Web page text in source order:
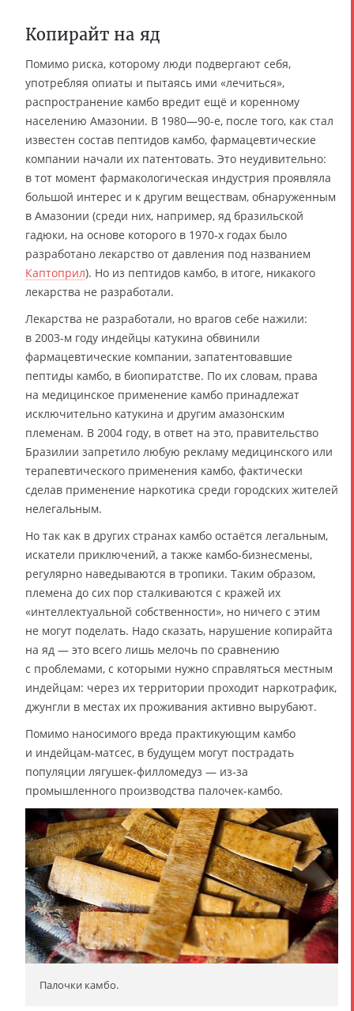
Копирайт на яд
Помимо риска, которому люди подвергают себя,
употребляя опиаты и пытаясь ими «лечиться»,
распространение камбо вредит ещё и коренному
населению Амазонии. В 1980—90-е, после того, как стал
известен состав пептидов камбо, фармацевтические
компании начали их патентовать. Это неудивительно:
в тот момент фармакологическая индустрия проявляла
большой интерес и к другим веществам, обнаруженным
в Амазонии (среди них, например, яд бразильской
гадюки, на основе которого в 1970-х годах было
разработано лекарство от давления под названием
Каптоприл). Но из пептидов камбо, в итоге, никакого
лекарства не разработали.
Лекарства не разработали, но врагов себе нажили:
в 2003-м году индейцы катукина обвинили
фармацевтические компании, запатентовавшие
пептиды камбо, в биопиратстве. По их словам, права
на медицинское применение камбо принадлежат
исключительно катукина и другим амазонским
племенам. В 2004 году, в ответ на это, правительство
Бразилии запретило любую рекламу медицинского или
терапевтического применения камбо, фактически
сделав применение наркотика среди городских жителей
нелегальным.
Но так как в других странах камбо остаётся легальным,
искатели приключений, а также камбо-бизнесмены,
регулярно наведываются в тропики. Таким образом,
племена до сих пор сталкиваются с кражей их
«интеллектуальной собственности», но ничего с этим
не могут поделать. Надо сказать, нарушение копирайта
на яд — это всего лишь мелочь по сравнению
с проблемами, с которыми нужно справляться местным
индейцам: через их территории проходит наркотрафик,
джунгли в местах их проживания активно вырубают.
Помимо наносимого вреда практикующим камбо
и индейцам-матсес, в будущем могут пострадать
популяции лягушек-филломедуз — из-за
промышленного производства палочек-камбо.
Палочки камбо.